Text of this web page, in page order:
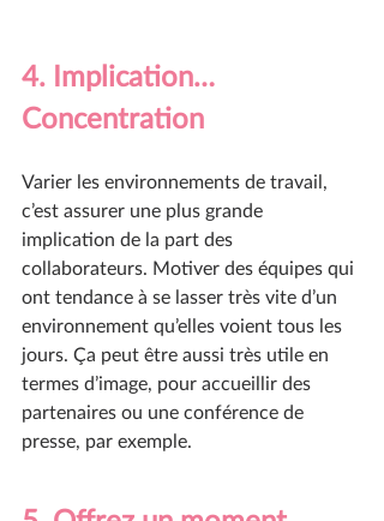
4. Implication…
Concentration
Varier les environnements de travail,
c’est assurer une plus grande
implication de la part des
collaborateurs. Motiver des équipes qui
ont tendance à se lasser très vite d’un
environnement qu’elles voient tous les
jours. Ça peut être aussi très utile en
termes d’image, pour accueillir des
partenaires ou une conférence de
presse, par exemple.